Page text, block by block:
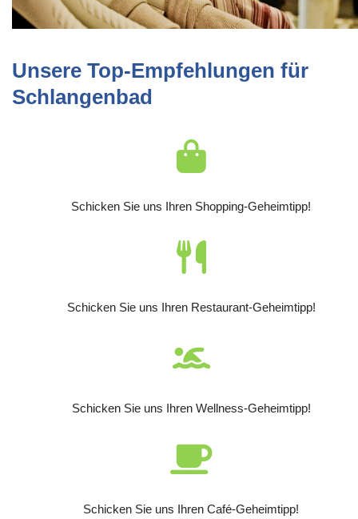
Unsere Top-Empfehlungen für
Schlangenbad
Schicken Sie uns Ihren Shopping-Geheimtipp!
Schicken Sie uns Ihren Restaurant-Geheimtipp!
Schicken Sie uns Ihren Wellness-Geheimtipp!
Schicken Sie uns Ihren Café-Geheimtipp!